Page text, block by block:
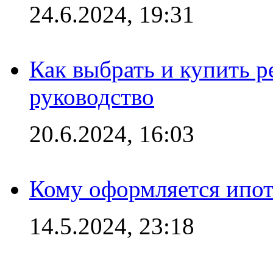
24.6.2024, 19:31
Как выбрать и купить
руководство
20.6.2024, 16:03
Кому оформляется
14.5.2024, 23:18